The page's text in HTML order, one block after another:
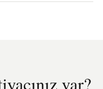
var?